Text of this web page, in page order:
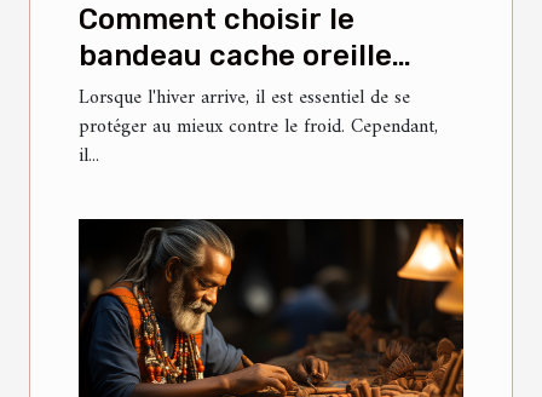
Comment choisir le
bandeau cache oreille
parfait pour l'hiver
Lorsque l'hiver arrive, il est essentiel de se
protéger au mieux contre le froid. Cependant,
il...